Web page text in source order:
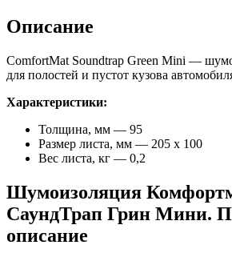
Описание
ComfortMat Soundtrap Green Mini —
для полостей и пустот кузова
Характеристики:
Толщина, мм — 95
Размер листа, мм — 205 х 100
Вес листа, кг — 0,2
Шумоизоляция
СаундТрап Грин Мини.
описание